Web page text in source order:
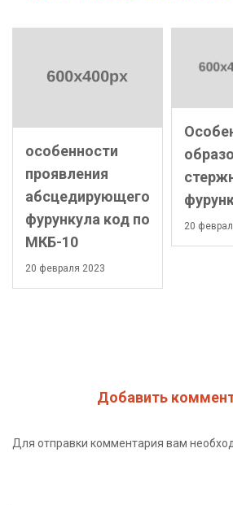
особенности
проявления
абсцедирующего
фурункула код по
МКБ-10
20 февраля 2023
20
Добавить
Для отправки комментария вам